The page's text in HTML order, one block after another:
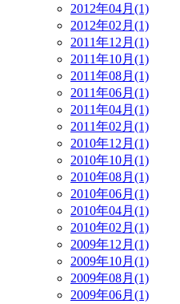
2012年04月(1)
2012年02月(1)
2011年12月(1)
2011年10月(1)
2011年08月(1)
2011年06月(1)
2011年04月(1)
2011年02月(1)
2010年12月(1)
2010年10月(1)
2010年08月(1)
2010年06月(1)
2010年04月(1)
2010年02月(1)
2009年12月(1)
2009年10月(1)
2009年08月(1)
2009年06月(1)